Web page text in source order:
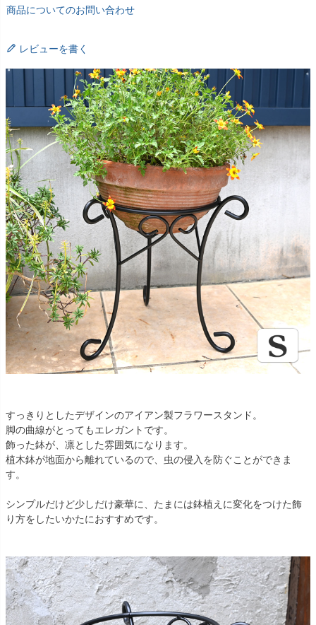
商品についてのお問い合わせ
レビューを書く
すっきりとしたデザインのアイアン製フラワースタンド。
脚の曲線がとってもエレガントです。
飾った鉢が、凛とした雰囲気になります。
植木鉢が地面から離れているので、虫の侵入を防ぐことができま
す。
シンプルだけど少しだけ豪華に、たまには鉢植えに変化をつけた飾
り方をしたいかたにおすすめです。